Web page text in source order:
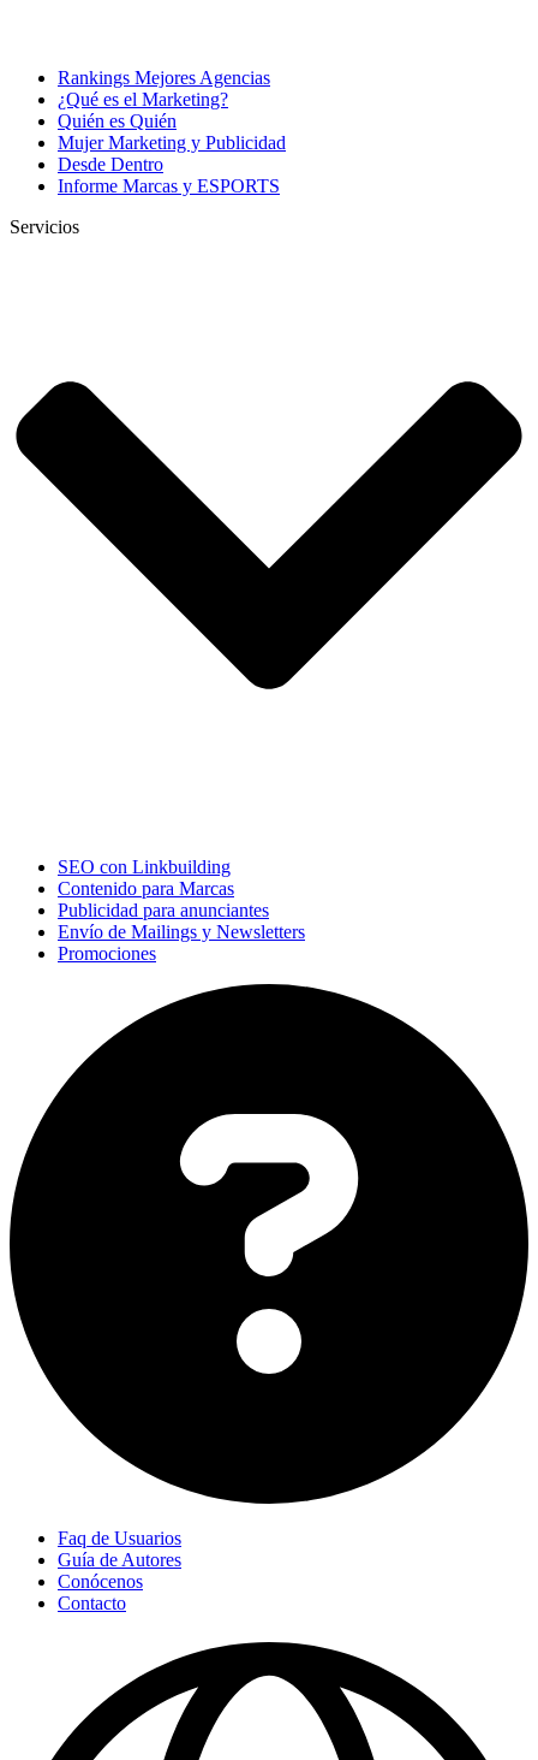
Rankings Mejores Agencias
¿Qué es el Marketing?
Quién es Quién
Mujer Marketing y Publicidad
Desde Dentro
Informe Marcas y ESPORTS
Servicios
SEO con Linkbuilding
Contenido para Marcas
Publicidad para anunciantes
Envío de Mailings y Newsletters
Promociones
Faq de Usuarios
Guía de Autores
Conócenos
Contacto